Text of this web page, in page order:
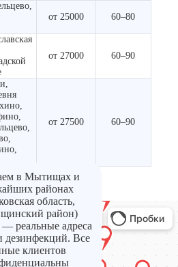
от 25000 60–80
от 27000 60–90
от 27500 60–90
в Мытищах и
районах
область,
район)
реальные адреса
дезинфекций. Все
клиентов